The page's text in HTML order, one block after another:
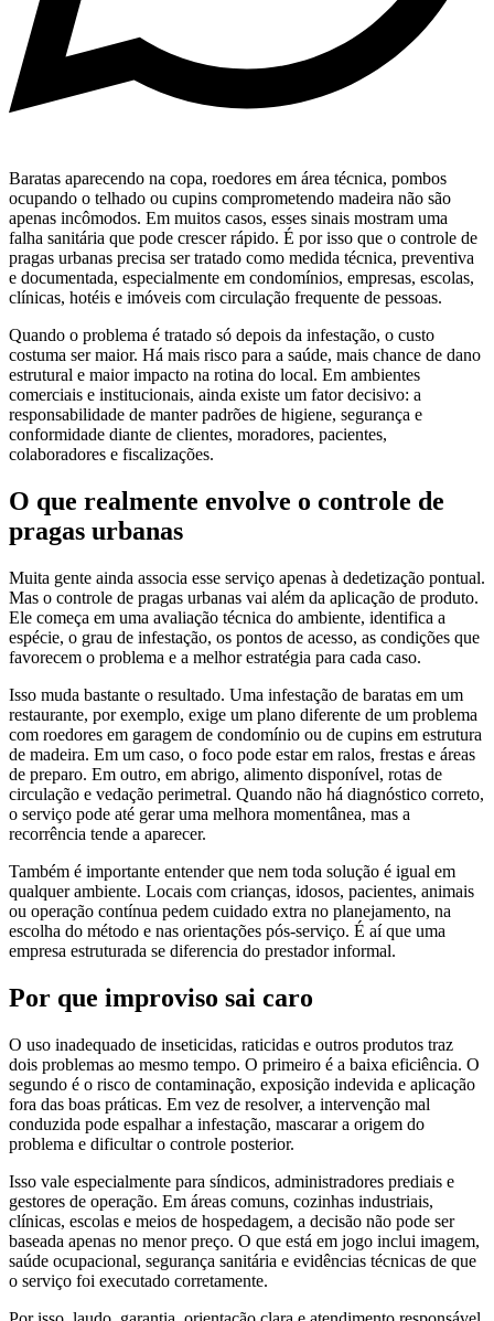
Baratas aparecendo na copa, roedores em área técnica, pombos
ocupando o telhado ou cupins comprometendo madeira não são
apenas incômodos. Em muitos casos, esses sinais mostram uma
falha sanitária que pode crescer rápido. É por isso que o controle de
pragas urbanas precisa ser tratado como medida técnica, preventiva
e documentada, especialmente em condomínios, empresas, escolas,
clínicas, hotéis e imóveis com circulação frequente de pessoas.
Quando o problema é tratado só depois da infestação, o custo
costuma ser maior. Há mais risco para a saúde, mais chance de dano
estrutural e maior impacto na rotina do local. Em ambientes
comerciais e institucionais, ainda existe um fator decisivo: a
responsabilidade de manter padrões de higiene, segurança e
conformidade diante de clientes, moradores, pacientes,
colaboradores e fiscalizações.
O que realmente envolve o controle de
pragas urbanas
Muita gente ainda associa esse serviço apenas à dedetização pontual.
Mas o controle de pragas urbanas vai além da aplicação de produto.
Ele começa em uma avaliação técnica do ambiente, identifica a
espécie, o grau de infestação, os pontos de acesso, as condições que
favorecem o problema e a melhor estratégia para cada caso.
Isso muda bastante o resultado. Uma infestação de baratas em um
restaurante, por exemplo, exige um plano diferente de um problema
com roedores em garagem de condomínio ou de cupins em estrutura
de madeira. Em um caso, o foco pode estar em ralos, frestas e áreas
de preparo. Em outro, em abrigo, alimento disponível, rotas de
circulação e vedação perimetral. Quando não há diagnóstico correto,
o serviço pode até gerar uma melhora momentânea, mas a
recorrência tende a aparecer.
Também é importante entender que nem toda solução é igual em
qualquer ambiente. Locais com crianças, idosos, pacientes, animais
ou operação contínua pedem cuidado extra no planejamento, na
escolha do método e nas orientações pós-serviço. É aí que uma
empresa estruturada se diferencia do prestador informal.
Por que improviso sai caro
O uso inadequado de inseticidas, raticidas e outros produtos traz
dois problemas ao mesmo tempo. O primeiro é a baixa eficiência. O
segundo é o risco de contaminação, exposição indevida e aplicação
fora das boas práticas. Em vez de resolver, a intervenção mal
conduzida pode espalhar a infestação, mascarar a origem do
problema e dificultar o controle posterior.
Isso vale especialmente para síndicos, administradores prediais e
gestores de operação. Em áreas comuns, cozinhas industriais,
clínicas, escolas e meios de hospedagem, a decisão não pode ser
baseada apenas no menor preço. O que está em jogo inclui imagem,
saúde ocupacional, segurança sanitária e evidências técnicas de que
o serviço foi executado corretamente.